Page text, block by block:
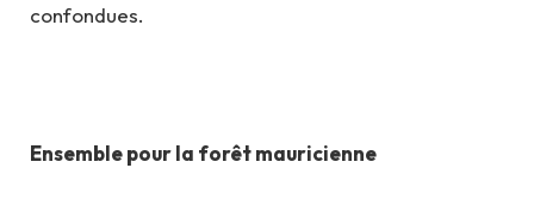
confondues.
Ensemble pour la forêt mauricienne